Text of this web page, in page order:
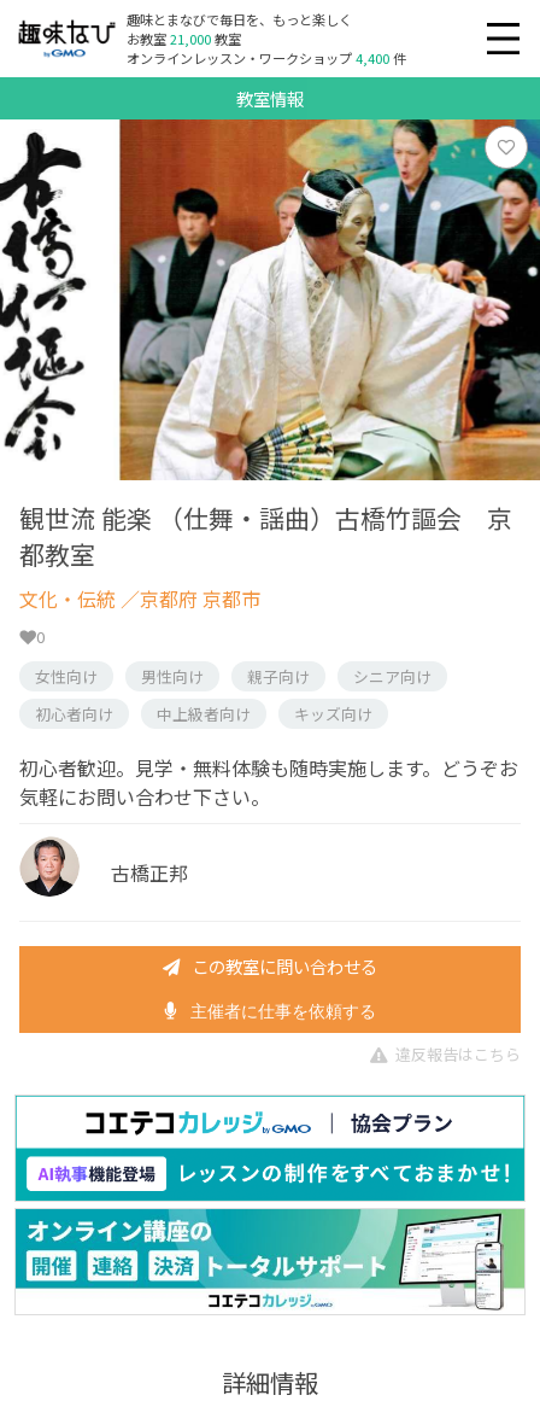
趣味とまなびで毎日を、もっと楽しく
お教室21,000教室
オンラインレッスン・ワークショップ4,400件
教室情報
観世流 能楽 （仕舞・謡曲）古橋竹謳会 京
都教室
文化・伝統 ／京都府 京都市
0
女性向け
男性向け 親子向け
シニア向け
初心者向け
中上級者向け キッズ向け
初心者歓迎。見学・無料体験も随時実施します。どうぞお
気軽にお問い合わせ下さい。
古橋正邦
この教室に問い合わせる
主催者に仕事を依頼する
違反報告はこちら
詳細情報